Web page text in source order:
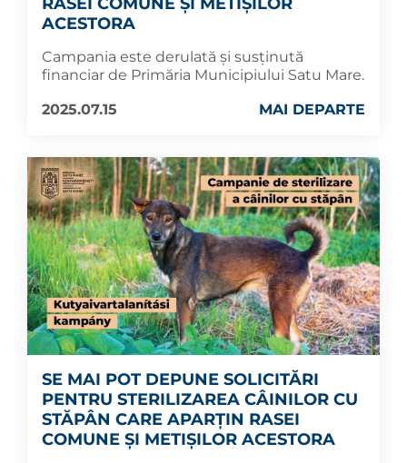
ACESTORA
Campania este derulată și susținută
financiar de Primăria Municipiului Satu Mare.
2025.07.15
MAI DEPARTE
SE MAI POT DEPUNE SOLICITĂRI
PENTRU STERILIZAREA CÂINILOR CU
STĂPÂN CARE APARȚIN RASEI
COMUNE ȘI METIȘILOR ACESTORA